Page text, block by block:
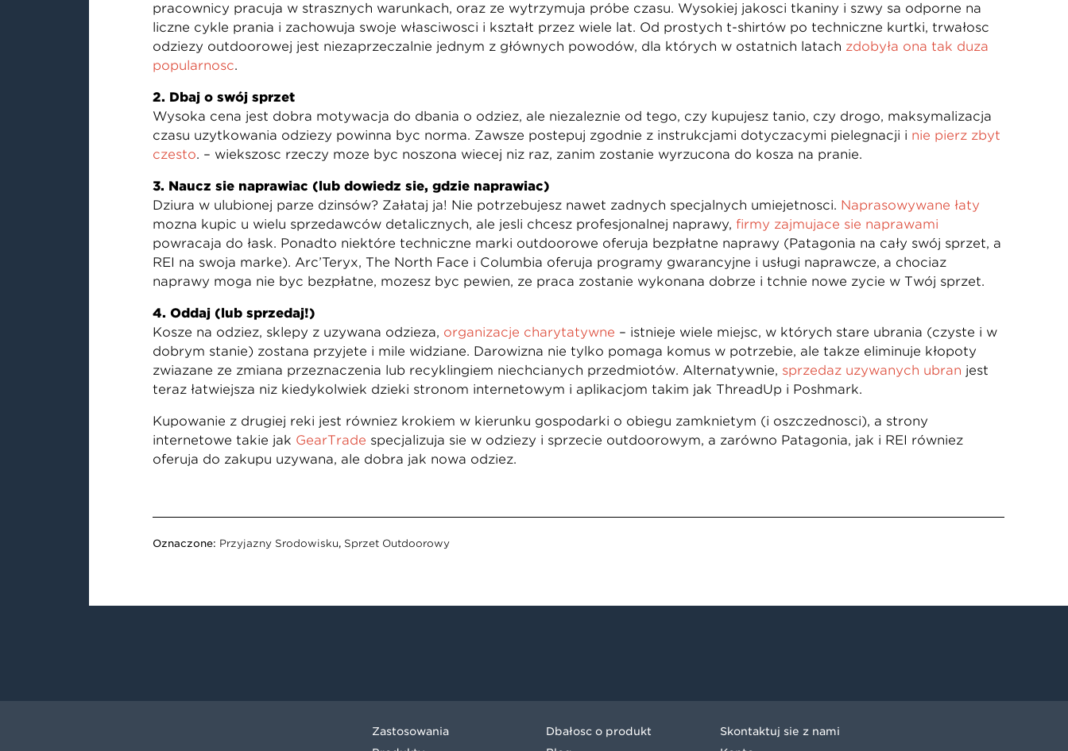
pracownicy pracują w strasznych warunkach, oraz że wytrzymują próbę czasu. Wysokiej jakości tkaniny i szwy są odporne na
liczne cykle prania i zachowują swoje właściwości i kształt przez wiele lat. Od prostych t-shirtów po techniczne kurtki, trwałość
odzieży outdoorowej jest niezaprzeczalnie jednym z głównych powodów, dla których w ostatnich latach zdobyła ona tak dużą
popularność.
2. Dbaj o swój sprzęt
Wysoka cena jest dobrą motywacją do dbania o odzież, ale niezależnie od tego, czy kupujesz tanio, czy drogo, maksymalizacja
czasu użytkowania odzieży powinna być normą. Zawsze postępuj zgodnie z instrukcjami dotyczącymi pielęgnacji i nie pierz zbyt
często. – większość rzeczy może być noszona więcej niż raz, zanim zostanie wyrzucona do kosza na pranie.
3. Naucz się naprawiać (lub dowiedz się, gdzie naprawiać)
Dziura w ulubionej parze dżinsów? Załataj ją! Nie potrzebujesz nawet żadnych specjalnych umiejętności. Naprasowywane łaty
można kupić u wielu sprzedawców detalicznych, ale jeśli chcesz profesjonalnej naprawy, firmy zajmujące się naprawami
powracają do łask. Ponadto niektóre techniczne marki outdoorowe oferują bezpłatne naprawy (Patagonia na cały swój sprzęt, a
REI na swoją markę). Arc’Teryx, The North Face i Columbia oferują programy gwarancyjne i usługi naprawcze, a chociaż
naprawy mogą nie być bezpłatne, możesz być pewien, że praca zostanie wykonana dobrze i tchnie nowe życie w Twój sprzęt.
4. Oddaj (lub sprzedaj!)
Kosze na odzież, sklepy z używaną odzieżą, organizacje charytatywne – istnieje wiele miejsc, w których stare ubrania (czyste i w
dobrym stanie) zostaną przyjęte i mile widziane. Darowizna nie tylko pomaga komuś w potrzebie, ale także eliminuje kłopoty
związane ze zmianą przeznaczenia lub recyklingiem niechcianych przedmiotów. Alternatywnie, sprzedaż używanych ubrań jest
teraz łatwiejsza niż kiedykolwiek dzięki stronom internetowym i aplikacjom takim jak ThreadUp i Poshmark.
Kupowanie z drugiej ręki jest również krokiem w kierunku gospodarki o obiegu zamkniętym (i oszczędności), a strony
internetowe takie jak GearTrade specjalizują się w odzieży i sprzęcie outdoorowym, a zarówno Patagonia, jak i REI również
oferują do zakupu używaną, ale dobrą jak nowa odzież.
Oznaczone: Przyjazny Środowisku, Sprzęt Outdoorowy
Zastosowania
Dbałość o produkt
Skontaktuj się z nami